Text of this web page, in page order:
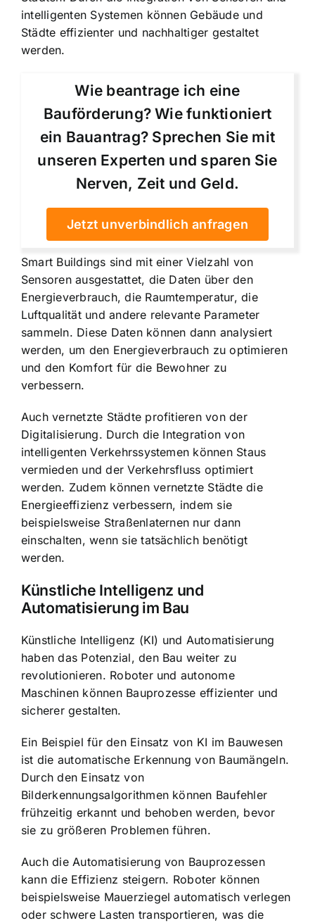
intelligenten Systemen können Gebäude und
Städte effizienter und nachhaltiger gestaltet
werden.
Wie beantrage ich eine
Bauförderung? Wie funktioniert
ein Bauantrag? Sprechen Sie mit
unseren Experten und sparen Sie
Nerven, Zeit und Geld.
Jetzt unverbindlich anfragen
Smart Buildings sind mit einer Vielzahl von
Sensoren ausgestattet, die Daten über den
Energieverbrauch, die Raumtemperatur, die
Luftqualität und andere relevante Parameter
sammeln. Diese Daten können dann analysiert
werden, um den Energieverbrauch zu optimieren
und den Komfort für die Bewohner zu
verbessern.
Auch vernetzte Städte profitieren von der
Digitalisierung. Durch die Integration von
intelligenten Verkehrssystemen können Staus
vermieden und der Verkehrsfluss optimiert
werden. Zudem können vernetzte Städte die
Energieeffizienz verbessern, indem sie
beispielsweise Straßenlaternen nur dann
einschalten, wenn sie tatsächlich benötigt
werden.
Künstliche Intelligenz und
Automatisierung im Bau
Künstliche Intelligenz (KI) und Automatisierung
haben das Potenzial, den Bau weiter zu
revolutionieren. Roboter und autonome
Maschinen können Bauprozesse effizienter und
sicherer gestalten.
Ein Beispiel für den Einsatz von KI im Bauwesen
ist die automatische Erkennung von Baumängeln.
Durch den Einsatz von
Bilderkennungsalgorithmen können Baufehler
frühzeitig erkannt und behoben werden, bevor
sie zu größeren Problemen führen.
Auch die Automatisierung von Bauprozessen
kann die Effizienz steigern. Roboter können
beispielsweise Mauerziegel automatisch verlegen
oder schwere Lasten transportieren, was die